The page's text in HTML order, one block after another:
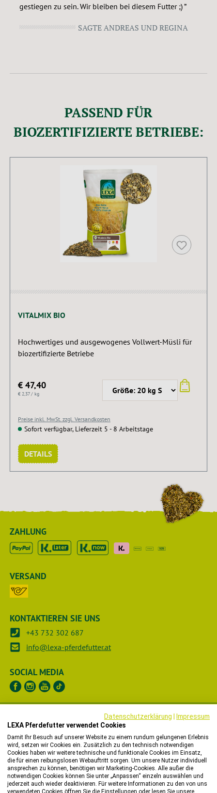
gestiegen zu sein. Wir bleiben bei diesem Futter ;)
SAGTE ANDREAS UND REGINA
PASSEND FÜR
BIOZERTIFIZIERTE BETRIEBE:
VITALMIX BIO
Hochwertiges und ausgewogenes Vollwert-Müsli für
biozertifizierte Betriebe
€ 47,40
€ 2,37 / kg
Preise inkl. MwSt. zzgl. Versandkosten
Sofort verfügbar, Lieferzeit 5 - 8 Arbeitstage
DETAILS
ZAHLUNG
VERSAND
KONTAKTIEREN SIE UNS
+43 732 302 687
info@lexa-pferdefutter.at
SOCIAL MEDIA
RECHTLICHES
HÄNDLER
WIR HELFEN IHNEN
Datenschutzerklärung
Impressum
LEXA Pferdefutter verwendet Cookies
Damit Ihr Besuch auf unserer Website zu einem rundum gelungenen Erlebnis
wird, setzen wir Cookies ein. Zusätzlich zu den technisch notwendigen
Cookies haben wir weitere technische und funktionale Cookies im Einsatz,
die für einen reibungslosen Webauftritt sorgen. Um unsere Nutzer individuell
ansprechen zu können, benötigen wir Marketing-Cookies. Alle außer die
notwendigen Cookies können Sie unter „Anpassen“ einzeln auswählen und
jederzeit auch wieder deaktivieren. Für weitere Informationen zu den von uns
verwendeten Cookies öffnen Sie die Einstellungen oder lesen Sie unsere